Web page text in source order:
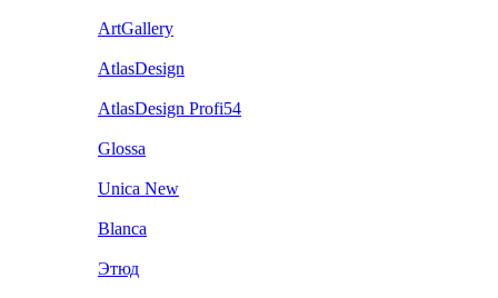
ArtGallery
AtlasDesign
AtlasDesign Profi54
Glossa
Unica New
Blanca
Этюд